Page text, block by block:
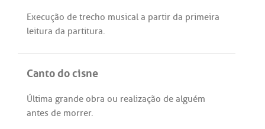
Execução de trecho musical a partir da primeira
leitura da partitura.
Canto do cisne
Última grande obra ou realização de alguém
antes de morrer.